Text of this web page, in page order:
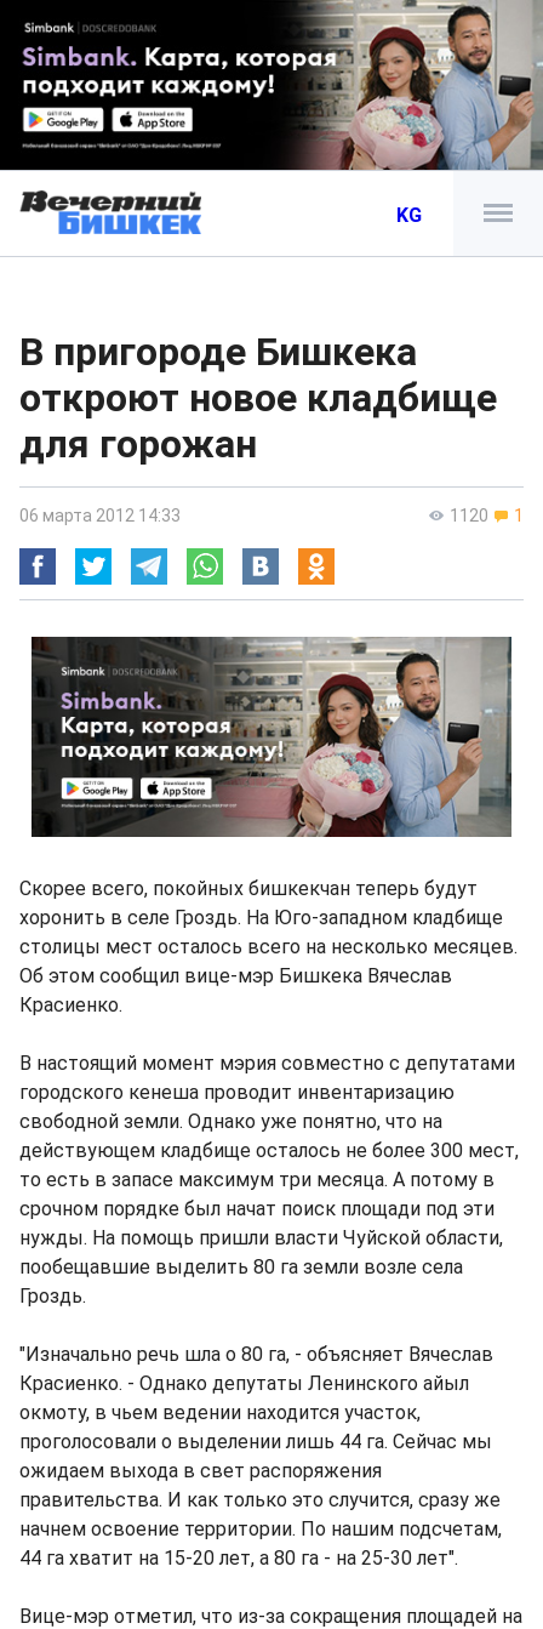
KG
В пригороде Бишкека
откроют новое кладбище
для горожан
1120 1
06 марта 2012 14:33
Скорее всего, покойных бишкекчан теперь будут
хоронить в селе Гроздь. На Юго-западном кладбище
столицы мест осталось всего на несколько месяцев.
Об этом сообщил вице-мэр Бишкека Вячеслав
Красиенко.
В настоящий момент мэрия совместно с депутатами
городского кенеша проводит инвентаризацию
свободной земли. Однако уже понятно, что на
действующем кладбище осталось не более 300 мест,
то есть в запасе максимум три месяца. А потому в
срочном порядке был начат поиск площади под эти
нужды. На помощь пришли власти Чуйской области,
пообещавшие выделить 80 га земли возле села
Гроздь.
"Изначально речь шла о 80 га, - объясняет Вячеслав
Красиенко. - Однако депутаты Ленинского айыл
окмоту, в чьем ведении находится участок,
проголосовали о выделении лишь 44 га. Сейчас мы
ожидаем выхода в свет распоряжения
правительства. И как только это случится, сразу же
начнем освоение территории. По нашим подсчетам,
44 га хватит на 15-20 лет, а 80 га - на 25-30 лет".
Вице-мэр отметил, что из-за сокращения площадей на